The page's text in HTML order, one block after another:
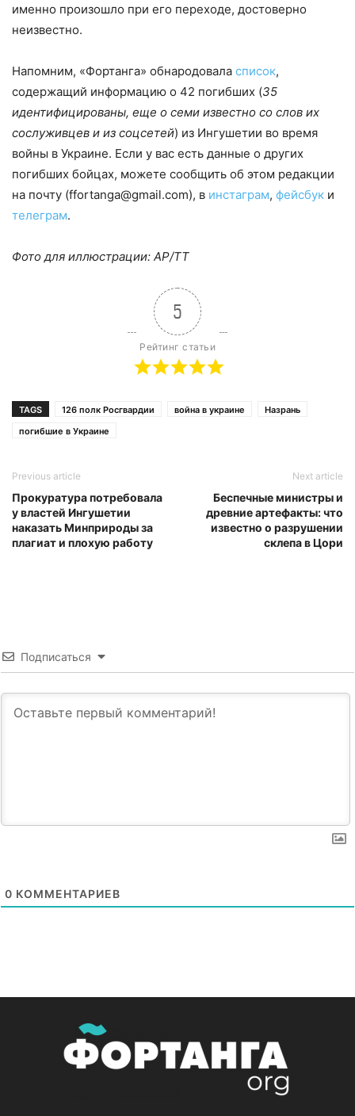
именно произошло при его переходе, достоверно
неизвестно.
Напомним, «Фортанга» обнародовала список,
содержащий информацию о 42 погибших (35
идентифицированы, еще о семи известно со слов их
сослуживцев и из соцсетей) из Ингушетии во время
войны в Украине. Если у вас есть данные о других
погибших бойцах, можете сообщить об этом редакции
на почту (ffortanga@gmail.com), в инстаграм, фейсбук и
телеграм.
Фото для иллюстрации: AP/TT
5
Рейтинг статьи
TAGS 126 полк Росгвардии война в украине
Назрань
погибшие в Украине
Previous article
Прокуратура потребовала
у властей Ингушетии
наказать Минприроды за
плагиат и плохую работу
Next article
Беспечные министры и
древние артефакты: что
известно о разрушении
склепа в Цори
Подписаться
0 КОММЕНТАРИЕВ